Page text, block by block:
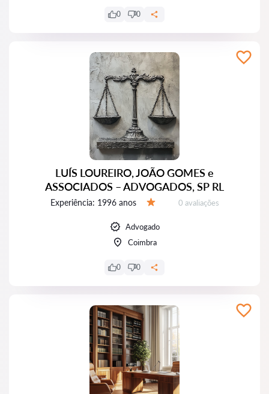
0 0
LUÍS LOUREIRO, JOÃO GOMES e
ASSOCIADOS – ADVOGADOS, SP RL
Experiência: 1996 anos Avaliações:
0 avaliações
Advogado
Coimbra
0 0